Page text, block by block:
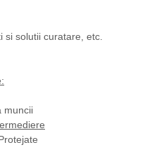
solutii curatare, etc.
muncii